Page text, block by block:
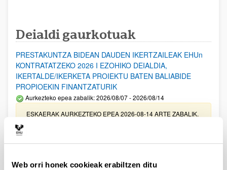
Web orri honek cookieak erabiltzen ditu
Deialdi gaurkotuak
PRESTAKUNTZA BIDEAN DAUDEN IKERTZAILEAK EHUn
KONTRATATZEKO 2026 I EZOHIKO DEIALDIA,
IKERTALDE/IKERKETA PROIEKTU BATEN BALIABIDE
PROPIOEKIN FINANTZATURIK
Aurkezteko epea zabalik: 2026/08/07 - 2026/08/14
ESKAERAK AURKEZTEKO EPEA 2026-08-14 ARTE ZABALIK.
UPV/EHUn Azpiegitura Zientifikoa eta Funts Bibliografikoak